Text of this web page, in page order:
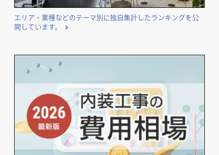
エリア・業種などのテーマ別に独自集計したランキングを公
開しています。